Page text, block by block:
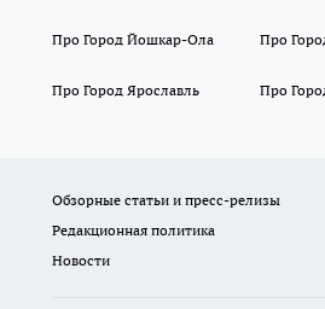
Про Город Йошкар-Ола Про
Про Город Ярославль Про
Обзорные статьи и пресс-релизы
Редакционная политика
Новости